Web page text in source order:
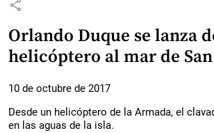
share
Orlando Duque se lanza
helicóptero al mar de
10 de octubre de 2017
Desde un helicóptero de la Armada, el
en las aguas de la isla.